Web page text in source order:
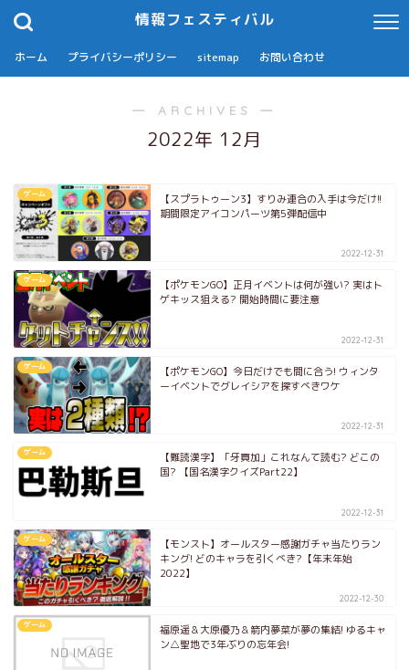
情報フェスティバル
ホーム プライバシーポリシー sitemap お問い合わせ
― ARCHIVES ―
2022年 12月
ゲーム
【スプラトゥーン3】すりみ連合の入手は今だけ!!
期間限定アイコンパーツ第5弾配信中
2022-12-31
ゲーム
【ポケモンGO】正月イベントは何が強い? 実はト
ゲキッス狙える? 開始時間に要注意
2022-12-31
ゲーム
【ポケモンGO】今日だけでも間に合う! ウィンタ
ーイベントでグレイシアを探すべきワケ
2022-12-31
ゲーム
【難読漢字】「牙買加」これなんて読む? どこの
国? 【国名漢字クイズPart22】
2022-12-31
ゲーム
【モンスト】オールスター感謝ガチャ当たりラン
キング! どのキャラを引くべき?【年末年始
2022】
2022-12-30
ゲーム
福原遥＆大原優乃＆箭内夢菜が夢の集結! ゆるキャ
ン△聖地で3年ぶりの忘年会!